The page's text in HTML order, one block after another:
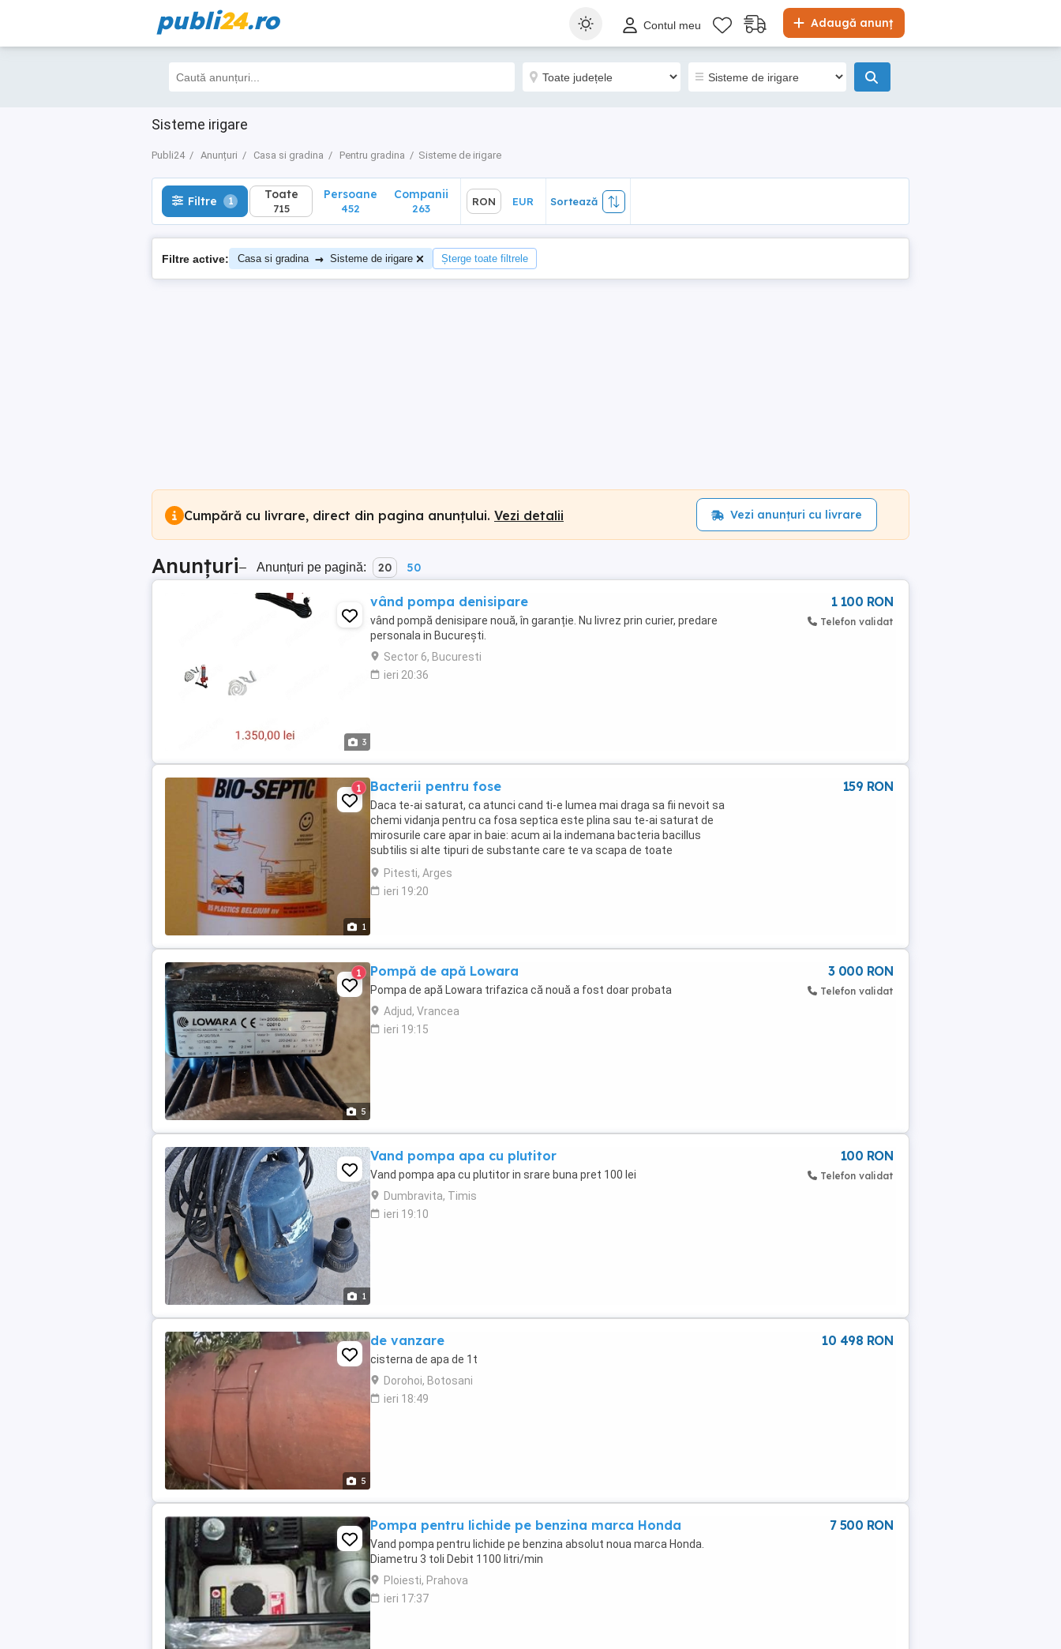
publi24.ro Adaugă anunț
Contul meu
Sisteme irigare
Publi24 Anunțuri Casa si gradina Pentru gradina Sisteme de irigare
Filtre 1 Toate
715
Sortează
Filtre 1 Toate
715
Persoane
452
Companii
263
RON EUR Sortează
Filtre active: Casa si gradina → Sisteme de irigare Șterge toate filtrele
Cumpără cu livrare, direct din pagina anunțului. Vezi detalii Vezi anunțuri cu livrare
Anunțuri– Anunțuri pe pagină: 20 50
3
vând pompa denisipare
vând pompă denisipare nouă, în garanție. Nu livrez prin curier, predare
personala in București.
Sector 6, Bucuresti
ieri 20:36
1 100 RON
Telefon validat
1
1 Bacterii pentru fose
Daca te-ai saturat, ca atunci cand ti-e lumea mai draga sa fii nevoit sa
chemi vidanja pentru ca fosa septica este plina sau te-ai saturat de
mirosurile care apar in baie: acum ai la indemana bacteria bacillus
subtilis si alte tipuri de substante care te va scapa de toate
problemele. Cu un tratament ...
Pitesti, Arges
ieri 19:20
159 RON
5
1 Pompă de apă Lowara
Pompa de apă Lowara trifazica că nouă a fost doar probata
Adjud, Vrancea
ieri 19:15
3 000 RON
Telefon validat
1
Vand pompa apa cu plutitor
Vand pompa apa cu plutitor in srare buna pret 100 lei
Dumbravita, Timis
ieri 19:10
100 RON
Telefon validat
5
de vanzare
cisterna de apa de 1t
Dorohoi, Botosani
ieri 18:49
10 498 RON
Pompa pentru lichide pe benzina marca Honda
Vand pompa pentru lichide pe benzina absolut noua marca Honda.
Diametru 3 toli Debit 1100 litri/min
Ploiesti, Prahova
ieri 17:37
7 500 RON